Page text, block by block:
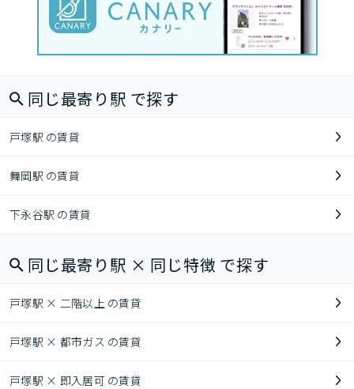
同じ最寄り駅 で探す
戸塚駅 の賃貸
舞岡駅 の賃貸
下永谷駅 の賃貸
同じ最寄り駅 × 同じ特徴 で探す
戸塚駅 × 二階以上 の賃貸
戸塚駅 × 都市ガス の賃貸
戸塚駅 × 即入居可 の賃貸